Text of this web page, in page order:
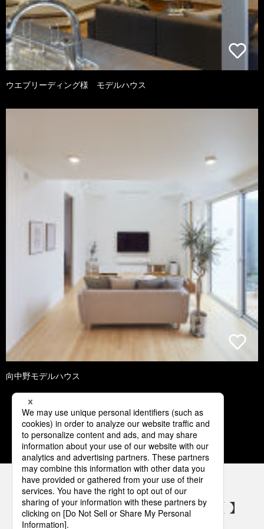
ウエブリーディング様 モデルハウス
向中野モデルハウス
1 2 3 4 5
パナソニックの電気設備 SNSアカウント